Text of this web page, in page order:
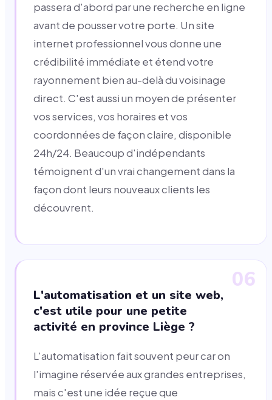
passera d'abord par une recherche en ligne
avant de pousser votre porte. Un site
internet professionnel vous donne une
crédibilité immédiate et étend votre
rayonnement bien au-delà du voisinage
direct. C'est aussi un moyen de présenter
vos services, vos horaires et vos
coordonnées de façon claire, disponible
24h/24. Beaucoup d'indépendants
témoignent d'un vrai changement dans la
façon dont leurs nouveaux clients les
découvrent.
06
L'automatisation et un site web,
c'est utile pour une petite
activité en province Liège ?
L'automatisation fait souvent peur car on
l'imagine réservée aux grandes entreprises,
mais c'est une idée reçue que